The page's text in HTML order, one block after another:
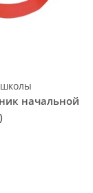
начальной